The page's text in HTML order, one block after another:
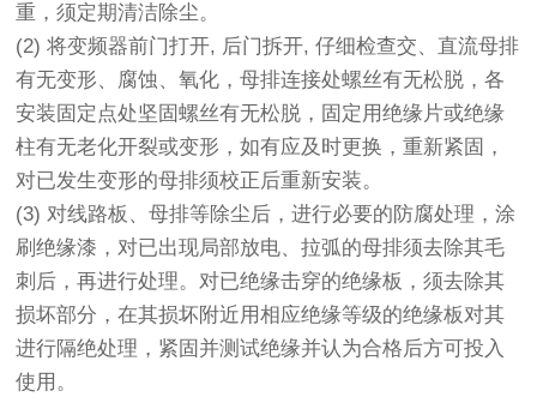
重，须定期清洁除尘。
(2) 将变频器前门打开, 后门拆开, 仔细检查交、直流母排
有无变形、腐蚀、氧化，母排连接处螺丝有无松脱，各
安装固定点处坚固螺丝有无松脱，固定用绝缘片或绝缘
柱有无老化开裂或变形，如有应及时更换，重新紧固，
对已发生变形的母排须校正后重新安装。
(3) 对线路板、母排等除尘后，进行必要的防腐处理，涂
刷绝缘漆，对已出现局部放电、拉弧的母排须去除其毛
刺后，再进行处理。对已绝缘击穿的绝缘板，须去除其
损坏部分，在其损坏附近用相应绝缘等级的绝缘板对其
进行隔绝处理，紧固并测试绝缘并认为合格后方可投入
使用。